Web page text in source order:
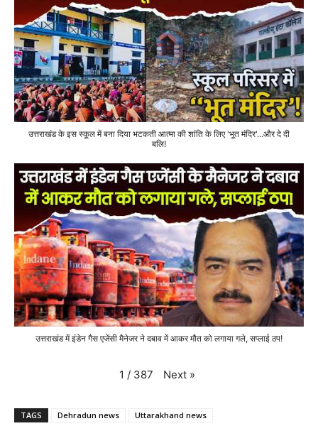
उत्तराखंड के इस स्कूल में बना दिया भटकती आत्मा की शांति के लिए 'भूत मंदिर'...और दे दी
बलि!
उत्तराखंड में इंडेन गैस एजेंसी मैनेजर ने दबाव में आकर मौत को लगाया गले, सप्लाई ठप!
1 / 387 Next »
TAGS Dehradun news Uttarakhand news